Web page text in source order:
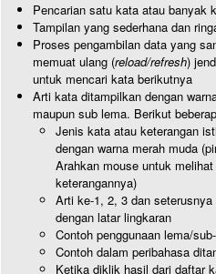
Pencarian satu kata atau banyak
Tampilan yang sederhana dan
Proses pengambilan data yang
memuat ulang (reload/refresh)
untuk mencari kata berikutnya
Arti kata ditampilkan dengan
maupun sub lema. Berikut
Jenis kata atau keterangan
dengan warna merah muda
Arahkan mouse untuk
keterangannya)
Arti ke-1, 2, 3 dan
dengan latar lingkaran
Contoh penggunaan lema/
Contoh dalam peribahasa
Ketika diklik hasil dari daftar